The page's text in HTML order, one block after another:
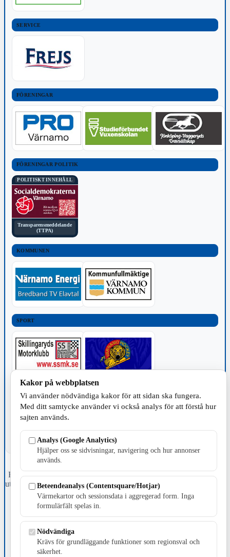
SERVICE
FÖRENINGAR
FÖRENINGAR POLITIK
POLITISKT INNEHÅLL
Transparensmeddelande
(TTPA)
KOMMUNEN
SPORT
Fristående webbtidningsföretag grundat 1991 som sedan 2002 ger
ut tidningen Skillingaryd.nu och 2010 lanserades Värnamo.nu. Från
april 2026 omfattar Skillingaryd.nu tre kommuner: Gnosjö,
Värnamo och Vaggeryds kommun.
Kontakta oss
E-post: redaktionen@skillingaryd.nu
Postadress: Gisslaköp 1, 568 92 Skillingaryd
Kakor på webbplatsen
Vi använder nödvändiga kakor för att sidan ska fungera.
Med ditt samtycke använder vi också analys för att förstå hur
sajten används.
Analys (Google Analytics)
Hjälper oss se sidvisningar, navigering och hur annonser
används.
Beteendeanalys (Contentsquare/Hotjar)
Värmekartor och sessionsdata i aggregerad form. Inga
formulärfält spelas in.
Nödvändiga
Krävs för grundläggande funktioner som regionsval och
säkerhet.